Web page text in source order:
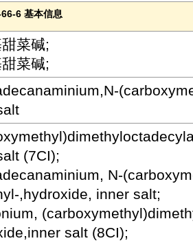
6 基本信息
菜碱;
菜碱;
(7CI);
N-
,hydroxide, inner salt;
salt (8CI);